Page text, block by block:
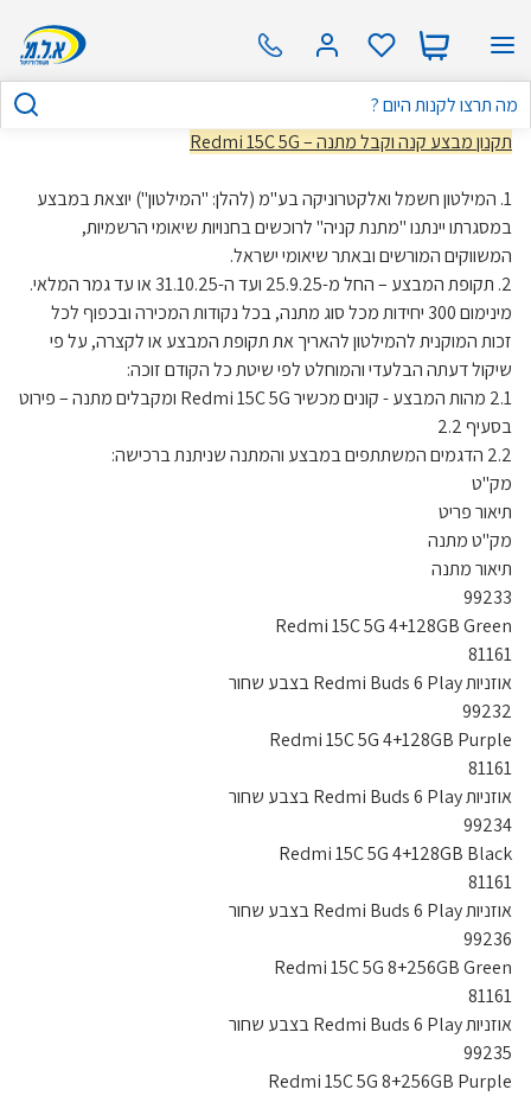
תקנון מבצע קנה וקבל מתנה – Redmi 15C 5G
1. המילטון חשמל ואלקטרוניקה בע"מ (להלן: "המילטון") יוצאת במבצע
במסגרתו יינתנו "מתנת קניה" לרוכשים בחנויות שיאומי הרשמיות,
המשווקים המורשים ובאתר שיאומי ישראל.
2. תקופת המבצע – החל מ-25.9.25 ועד ה-31.10.25 או עד גמר המלאי.
מינימום 300 יחידות מכל סוג מתנה, בכל נקודות המכירה ובכפוף לכל
זכות המוקנית להמילטון להאריך את תקופת המבצע או לקצרה, על פי
שיקול דעתה הבלעדי והמוחלט לפי שיטת כל הקודם זוכה:
2.1 מהות המבצע - קונים מכשיר Redmi 15C 5G ומקבלים מתנה – פירוט
בסעיף 2.2
2.2 הדגמים המשתתפים במבצע והמתנה שניתנת ברכישה:
מק"ט
תיאור פריט
מק"ט מתנה
תיאור מתנה
99233
Redmi 15C 5G 4+128GB Green
81161
אוזניות Redmi Buds 6 Play בצבע שחור
99232
Redmi 15C 5G 4+128GB Purple
81161
אוזניות Redmi Buds 6 Play בצבע שחור
99234
Redmi 15C 5G 4+128GB Black
81161
אוזניות Redmi Buds 6 Play בצבע שחור
99236
Redmi 15C 5G 8+256GB Green
81161
אוזניות Redmi Buds 6 Play בצבע שחור
99235
Redmi 15C 5G 8+256GB Purple